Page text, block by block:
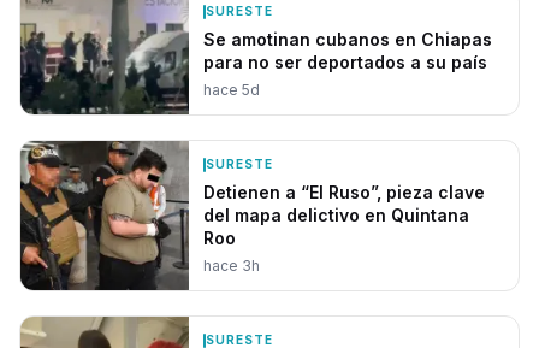
SURESTE
Se amotinan cubanos en Chiapas
para no ser deportados a su país
hace 5d
SURESTE
Detienen a “El Ruso”, pieza clave
del mapa delictivo en Quintana
Roo
hace 3h
SURESTE